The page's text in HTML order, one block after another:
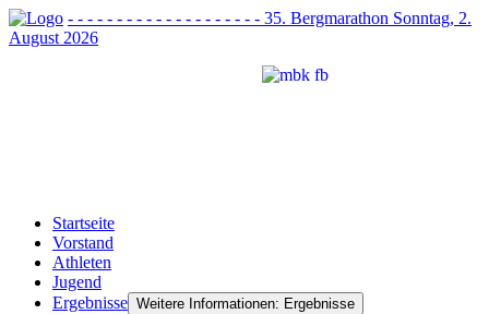
- - - - - - - - - - - - - - - - - - - - 35. Bergmarathon Sonntag, 2.
August 2026
Startseite
Vorstand
Athleten
Jugend
Ergebnisse Weitere Informationen: Ergebnisse